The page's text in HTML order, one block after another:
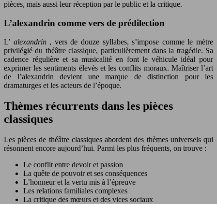
pièces, mais aussi leur réception par le public et la critique.
L’alexandrin comme vers de prédilection
L’ alexandrin , vers de douze syllabes, s’impose comme le mètre
privilégié du théâtre classique, particulièrement dans la tragédie. Sa
cadence régulière et sa musicalité en font le véhicule idéal pour
exprimer les sentiments élevés et les conflits moraux. Maîtriser l’art
de l’alexandrin devient une marque de distinction pour les
dramaturges et les acteurs de l’époque.
Thèmes récurrents dans les pièces
classiques
Les pièces de théâtre classiques abordent des thèmes universels qui
résonnent encore aujourd’hui. Parmi les plus fréquents, on trouve :
Le conflit entre devoir et passion
La quête de pouvoir et ses conséquences
L’honneur et la vertu mis à l’épreuve
Les relations familiales complexes
La critique des mœurs et des vices sociaux